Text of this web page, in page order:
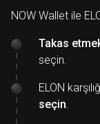
NOW Wallet ile
Takas
seçin.
ELON
seçin.